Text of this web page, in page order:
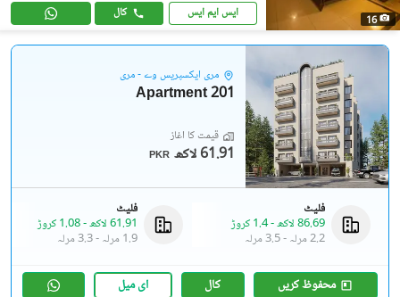
16 ایس ایم ایس کال
مری ایکسپریس وے - مری
201 Apartment
قیمت کا آغاز
PKR 61.91 لاکھ
فلیٹ
86.69 لاکھ
-1.4 کروڑ
2.2 مرلہ
-3.5 مرلہ
فلیٹ
61.91 لاکھ
-1.08 کروڑ
1.9 مرلہ
-3.3 مرلہ
محفوظ کریں کال ای میل